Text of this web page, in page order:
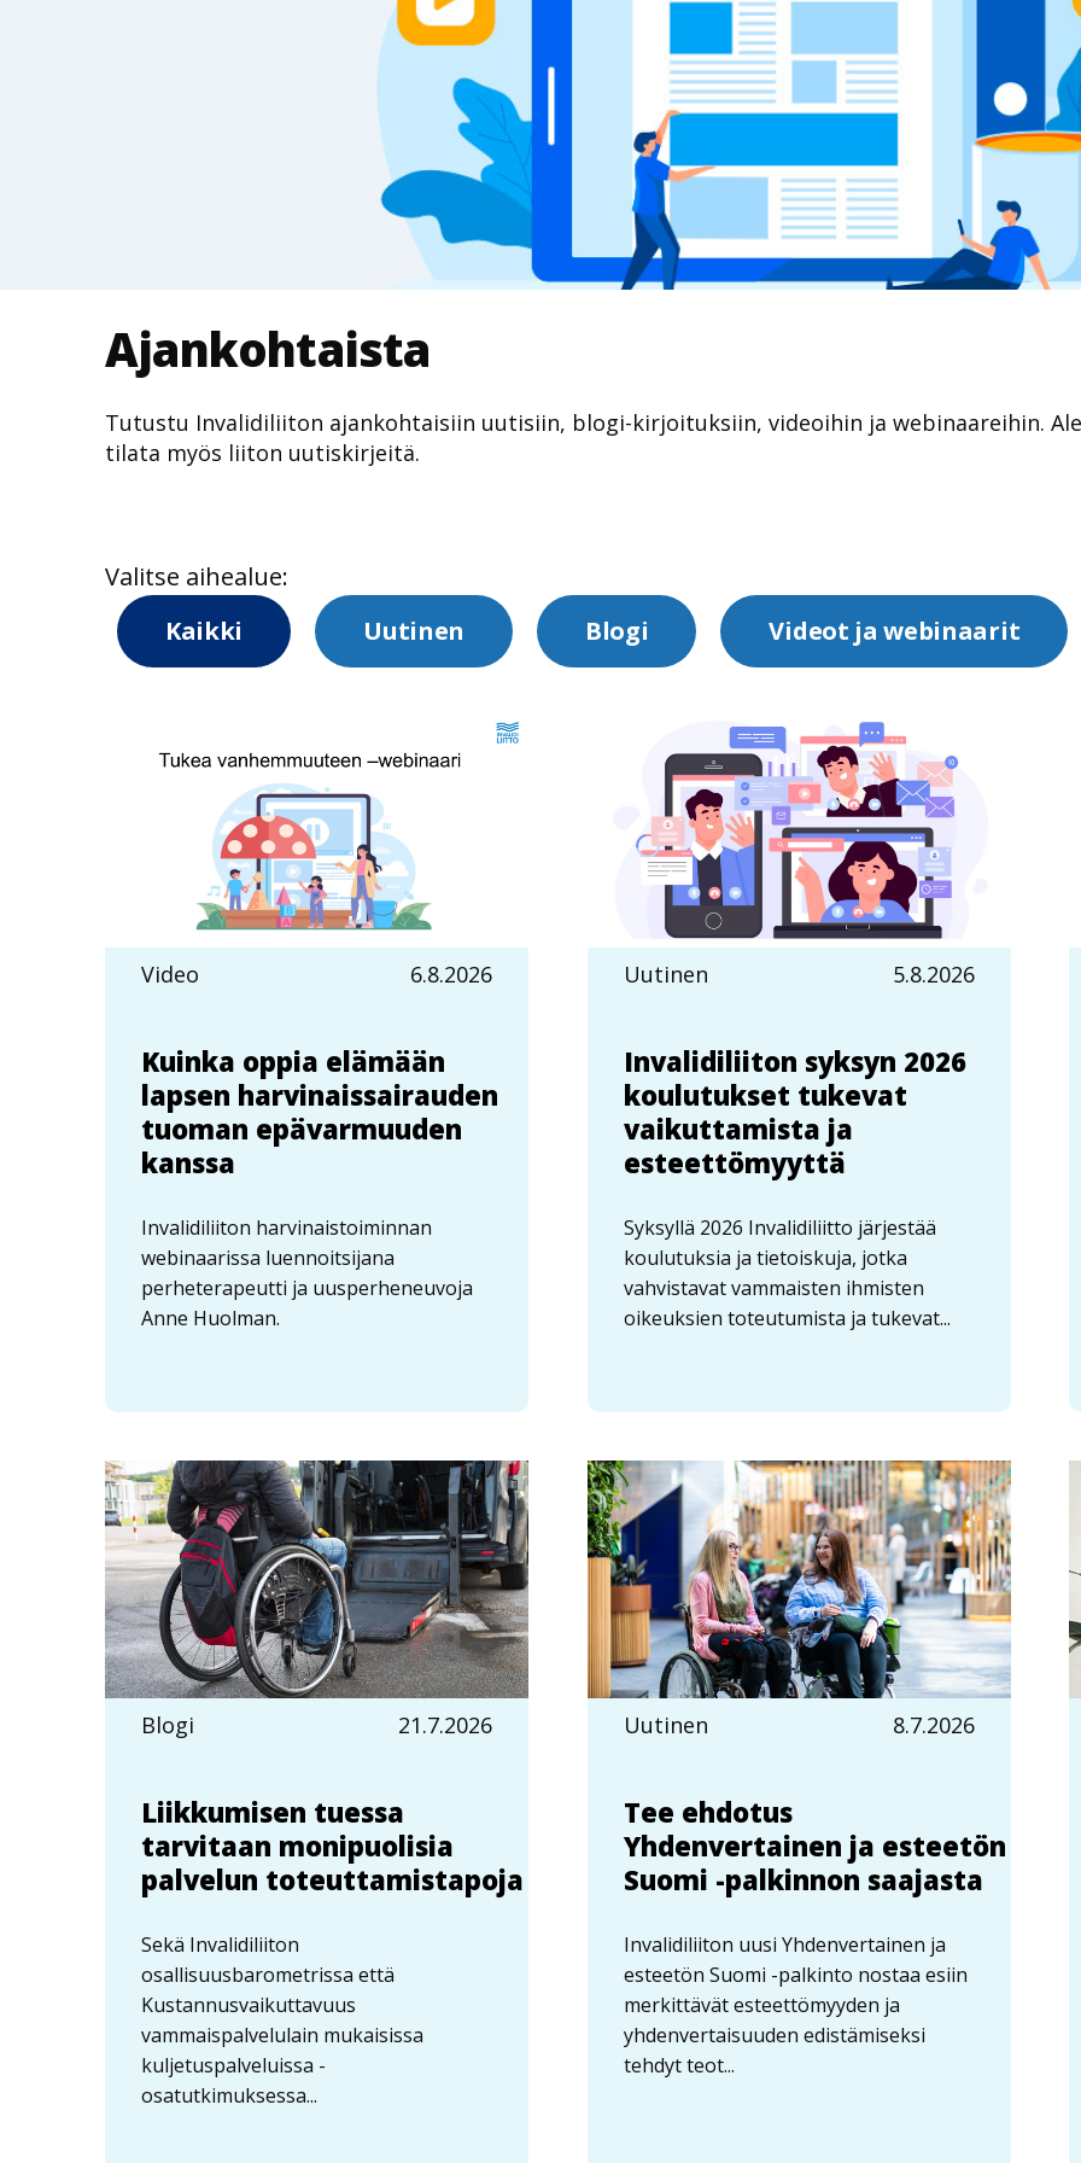
Ajankohtaista
Tutustu Invalidiliiton ajankohtaisiin uutisiin, blogi-kirjoituksiin, videoihin ja webinaareihin.
tilata myös liiton uutiskirjeitä.
Valitse aihealue:
Kaikki
Uutinen Blogi Videot ja webinaarit
Video 6.8.2026
Kuinka oppia elämään
lapsen harvinaissairauden
tuoman epävarmuuden
kanssa
Invalidiliiton harvinaistoiminnan
webinaarissa luennoitsijana
perheterapeutti ja uusperheneuvoja
Anne Huolman.
Uutinen 5.8.2026
Invalidiliiton syksyn 2026
koulutukset tukevat
vaikuttamista ja
esteettömyyttä
Syksyllä 2026 Invalidiliitto järjestää
koulutuksia ja tietoiskuja, jotka
vahvistavat vammaisten ihmisten
oikeuksien toteutumista ja tukevat...
Blogi 21.7.2026
Liikkumisen tuessa
tarvitaan monipuolisia
palvelun toteuttamistapoja
Sekä Invalidiliiton
osallisuusbarometrissa että
Kustannusvaikuttavuus
vammaispalvelulain mukaisissa
kuljetuspalveluissa -
osatutkimuksessa...
Uutinen 8.7.2026
Tee ehdotus
Yhdenvertainen ja esteetön
Suomi -palkinnon saajasta
Invalidiliiton uusi Yhdenvertainen ja
esteetön Suomi -palkinto nostaa esiin
merkittävät esteettömyyden ja
yhdenvertaisuuden edistämiseksi
tehdyt teot...